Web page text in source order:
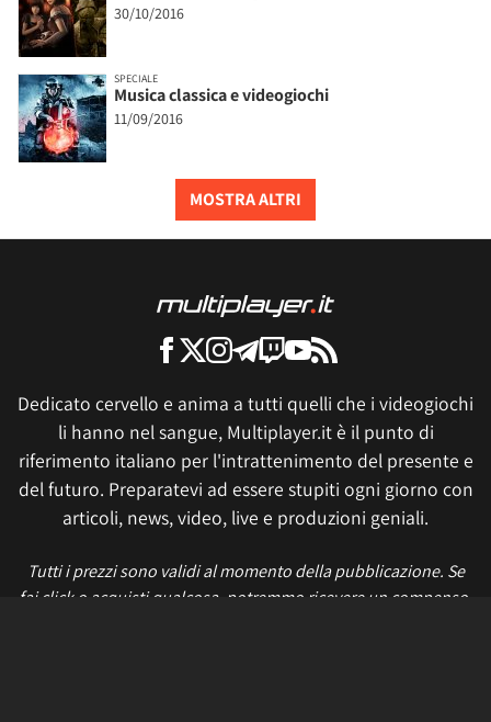
30/10/2016
SPECIALE
Musica classica e videogiochi
11/09/2016
MOSTRA ALTRI
Dedicato cervello e anima a tutti quelli che i videogiochi
li hanno nel sangue, Multiplayer.it è il punto di
riferimento italiano per l'intrattenimento del presente e
del futuro. Preparatevi ad essere stupiti ogni giorno con
articoli, news, video, live e produzioni geniali.
Tutti i prezzi sono validi al momento della pubblicazione. Se
fai click o acquisti qualcosa, potremmo ricevere un compenso.